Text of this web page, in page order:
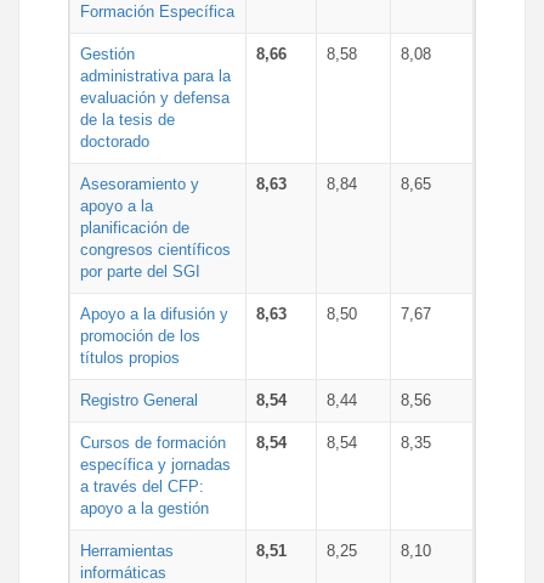
Formación Específica
Gestión
administrativa para la
evaluación y defensa
de la tesis de
doctorado
8,66 8,58 8,08
Asesoramiento y
apoyo a la
planificación de
congresos científicos
por parte del SGI
8,63 8,84 8,65
Apoyo a la difusión y
promoción de los
títulos propios
8,63 8,50 7,67
Registro General 8,54 8,44 8,56
Cursos de formación
específica y jornadas
a través del CFP:
apoyo a la gestión
8,54 8,54 8,35
Herramientas
informáticas
8,51 8,25 8,10